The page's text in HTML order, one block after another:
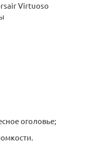
Virtuoso
оголовье;